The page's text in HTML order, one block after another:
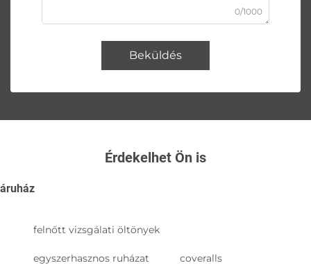
0/1000
Beküldés
Érdekelhet Ön is
áruház
felnőtt vizsgálati öltönyek
egyszerhasznos ruházat coveralls